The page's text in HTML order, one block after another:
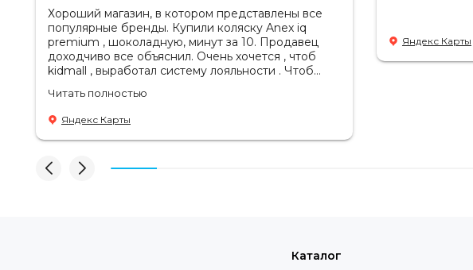
Хороший магазин, в котором представлены все
популярные бренды. Купили коляску Anex iq
premium , шоколадную, минут за 10. Продавец
доходчиво все объяснил. Очень хочется , чтоб
kidmall , выработал систему лояльности . Чтоб
Читать полностью
Яндекс Карты
Яндекс Карты
Каталог